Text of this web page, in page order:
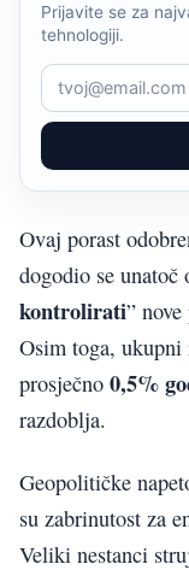
Prijavite se za
tehnologiji.
Ovaj porast
dogodio se unatoč
kontrolirati”
Osim toga, ukupni
prosječno 0,5%
razdoblja.
Geopolitičke
su zabrinutost za
Veliki nestanci